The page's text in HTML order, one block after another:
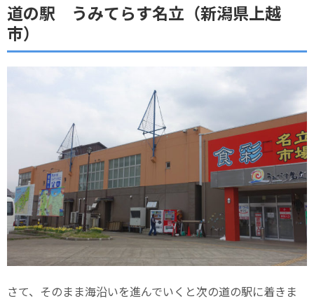
道の駅 うみてらす名立（新潟県上越
市）
さて、そのまま海沿いを進んでいくと次の道の駅に着きま